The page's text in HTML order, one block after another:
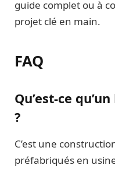
guide complet ou à
projet clé en main.
FAQ
Qu’est-ce
?
C’est une
préfabriqués en